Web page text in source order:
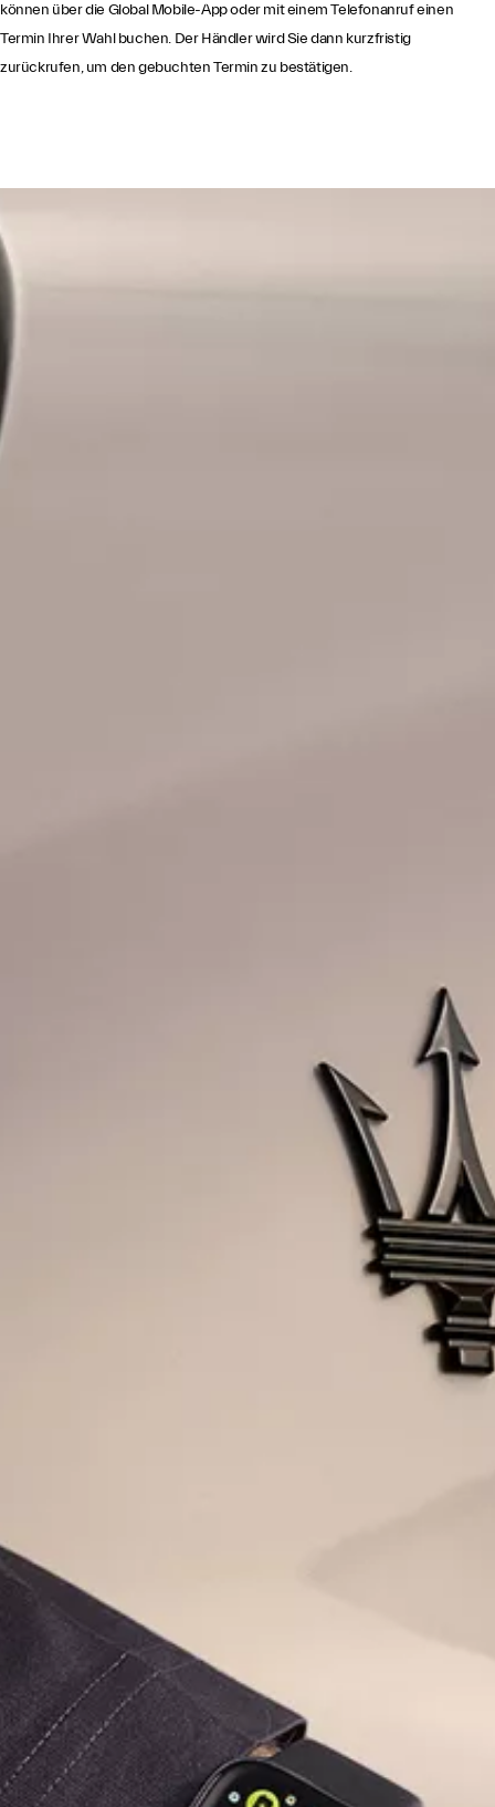
können über die Global Mobile-App oder mit einem Telefonanruf einen
Termin Ihrer Wahl buchen. Der Händler wird Sie dann kurzfristig
zurückrufen, um den gebuchten Termin zu bestätigen.